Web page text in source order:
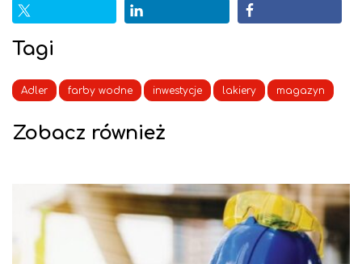
Tagi
Adler farby wodne inwestycje lakiery magazyn
Zobacz również